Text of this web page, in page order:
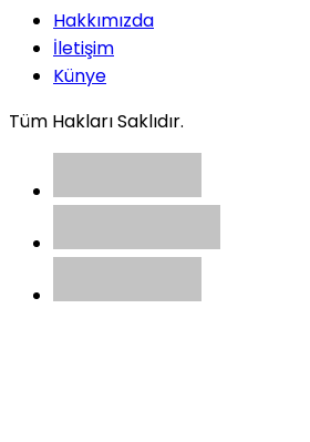
Hakkımızda
İletişim
Künye
Tüm Hakları Saklıdır.